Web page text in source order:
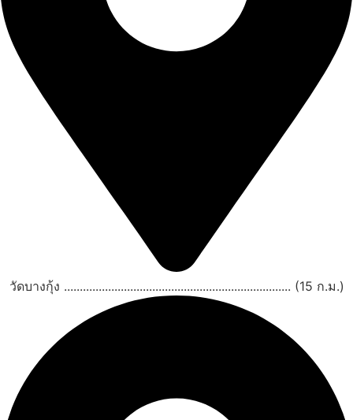
วัดบางกุ้ง ........................................................................ (15 ก.ม.)